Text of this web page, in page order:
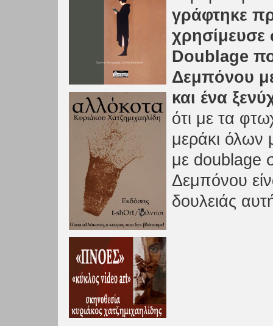
γράφτηκε
χρησίμευσε
Doublage
Δεμπόνου
και ένα
ότι με τα
μεράκι όλων
με doublage
Δεμπόνου
δουλειάς